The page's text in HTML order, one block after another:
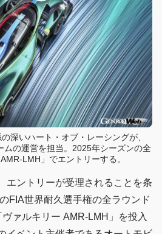
深いハート・オブ・レーシングが、
ムの運営を担当。2025年シーズンの全
LMH」でエントリーする。
エントリーが受理されることを条
FIA世界耐久選手権の全ラウンド
ァルキリー AMR-LMH」を投入